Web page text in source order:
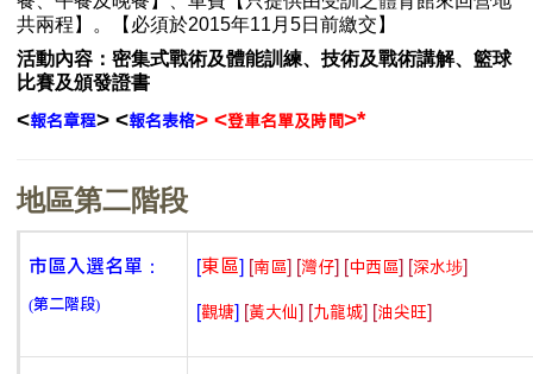
共兩程】。
【必須於2015年11 月5日前繳交】
活動內容：密集式戰術及體能訓練、技術及戰術講解、籃球
比賽及頒發證書
<報名章程> <報名表格> <登車名單及時間>*
地區第二階段
市區入選名單：
(第二階段)
[東區] [南區] [灣仔] [中西區] [深水埗]
[觀塘] [黃大仙] [九龍城] [油尖旺]